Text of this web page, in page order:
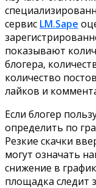
сервис LM.Sape
показывают
блогера,
количество
лайков и
Если блогер
определить по
Резкие скачки
могут означать
снижение в
площадка следит